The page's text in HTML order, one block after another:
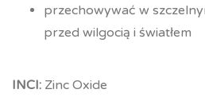
przechowywać w
przed wilgocią i światłem
INCI: Zinc Oxide